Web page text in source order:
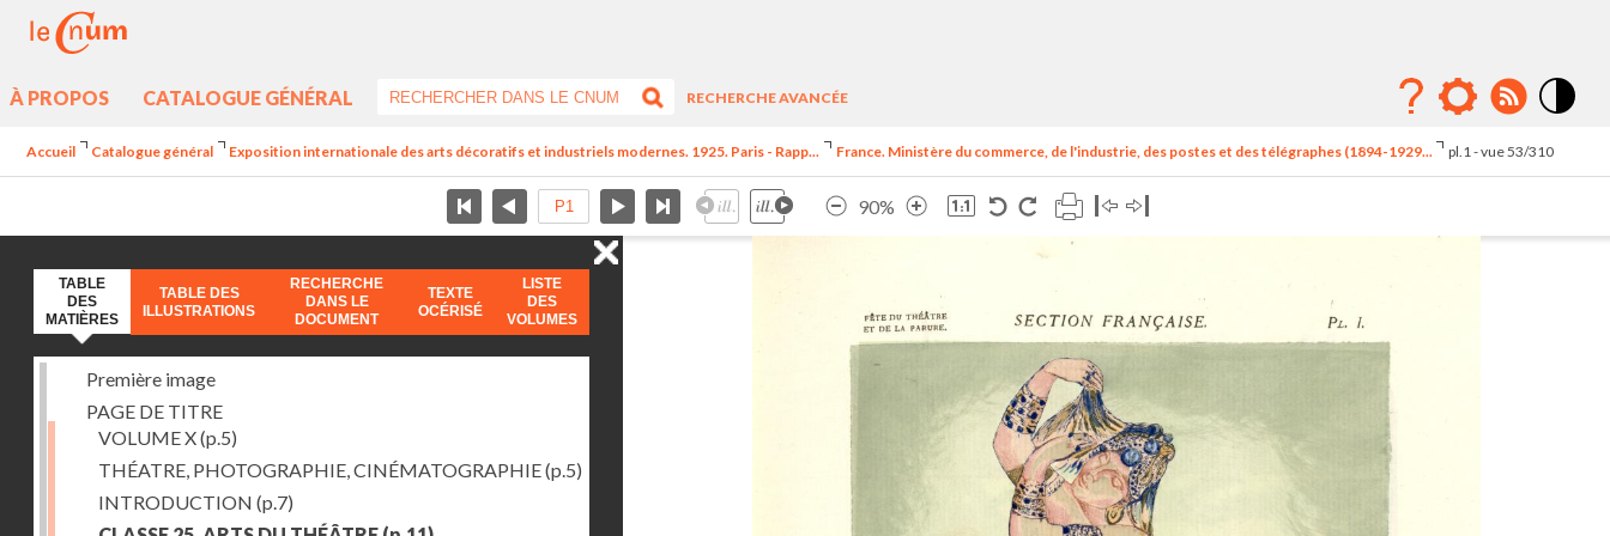
À PROPOS CATALOGUE GÉNÉRAL
RECHERCHE AVANCÉE
élévé
Accueil Catalogue général Exposition internationale des arts décoratifs et industriels modernes. 1925. Paris - Rapp... France. Ministère du commerce, de l'industrie, des postes et des télégraphes (1894-1929... pl.1 - vue 53/310
90%
TABLE
DES
MATIÈRES
TABLE DES
ILLUSTRATIONS
RECHERCHE
DANS LE
DOCUMENT
TEXTE
OCÉRISÉ
LISTE
DES
VOLUMES
Première image
PAGE DE TITRE
VOLUME X(p.5)
THÉATRE, PHOTOGRAPHIE, CINÉMATOGRAPHIE(p.5)
INTRODUCTION (p.7)